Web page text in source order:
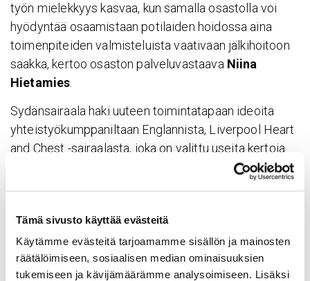
Tämä sivusto käyttää evästeitä
Käytämme evästeitä tarjoamamme sisällön ja mainosten
räätälöimiseen, sosiaalisen median ominaisuuksien
tukemiseen ja kävijämäärämme analysoimiseen. Lisäksi
työn mielekkyys kasvaa, kun samalla osastolla voi
hyödyntää osaamistaan potilaiden hoidossa aina
toimenpiteiden valmisteluista vaativaan jälkihoitoon
saakka, kertoo osaston palveluvastaava Niina
Hietamies
Sydänsairaala haki uuteen toimintatapaan ideoita
yhteistyökumppaniltaan Englannista, Liverpool Heart
and Chest -sairaalasta, joka on valittu useita kertoja
– Liverpoolissa on saatu hyviä kokemuksia siitä, että
hoito pystytään järjestämään tehokkaasti myös
ylilääkäri
Markku Eskola